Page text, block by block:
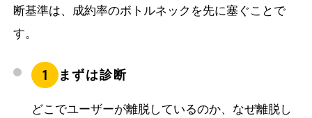
断基準は、成約率のボトルネックを先に塞ぐことで
す。
1 まずは診断
どこでユーザーが離脱しているのか、なぜ離脱し